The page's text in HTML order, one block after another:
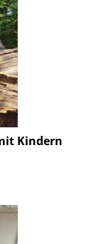
Kindern